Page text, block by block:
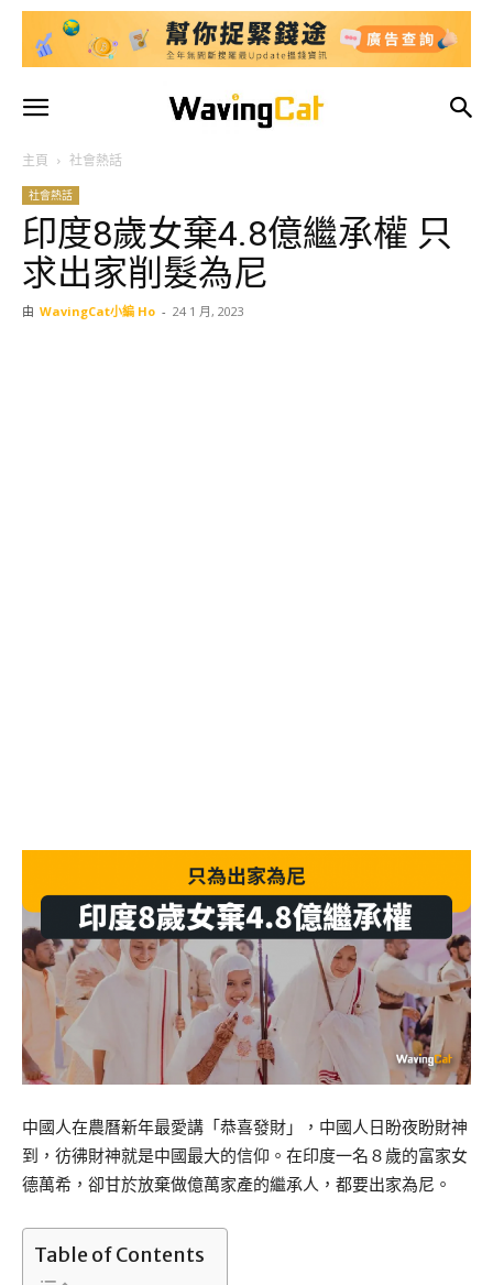
主頁 社會熱話
社會熱話
印度8歲女棄4.8億繼承權 只
求出家削髮為尼
由 WavingCat小編 Ho - 24 1 月, 2023
中國人在農曆新年最愛講「恭喜發財」，中國人日盼夜盼財神
到，彷彿財神就是中國最大的信仰。在印度一名８歲的富家女
德萬希，卻甘於放棄做億萬家產的繼承人，都要出家為尼。
Table of Contents